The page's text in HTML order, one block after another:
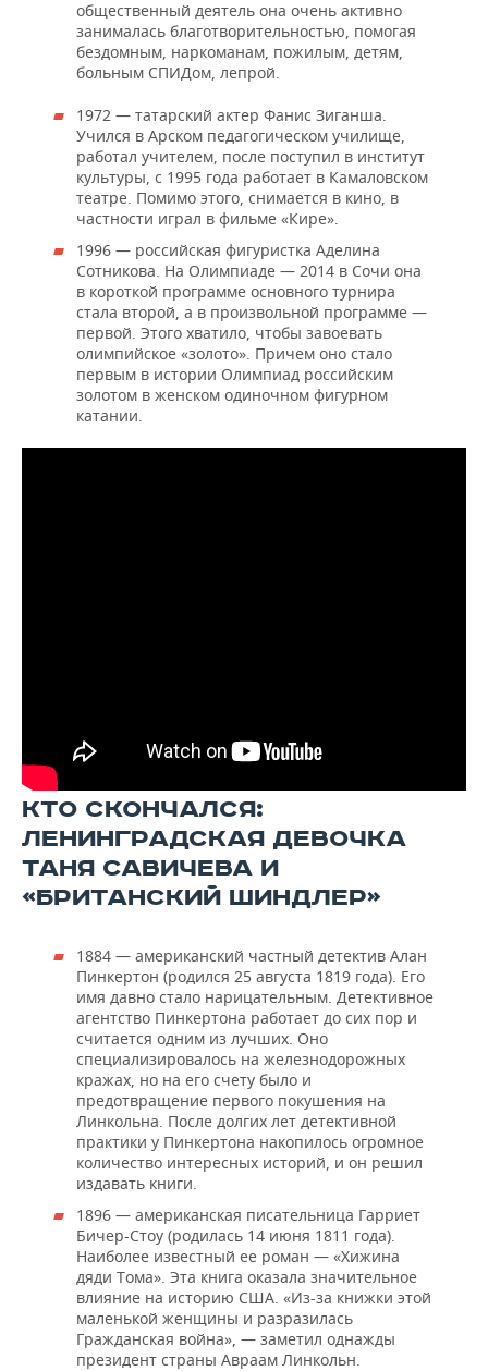
общественный деятель она очень активно
занималась благотворительностью, помогая
бездомным, наркоманам, пожилым, детям,
больным СПИДом, лепрой.
1972 — татарский актер Фанис Зиганша.
Учился в Арском педагогическом училище,
работал учителем, после поступил в институт
культуры, с 1995 года работает в Камаловском
театре. Помимо этого, снимается в кино, в
частности играл в фильме «Кире».
1996 — российская фигуристка Аделина
Сотникова. На Олимпиаде — 2014 в Сочи она
в короткой программе основного турнира
стала второй, а в произвольной программе —
первой. Этого хватило, чтобы завоевать
олимпийское «золото». Причем оно стало
первым в истории Олимпиад российским
золотом в женском одиночном фигурном
катании.
КТО СКОНЧАЛСЯ:
ЛЕНИНГРАДСКАЯ ДЕВОЧКА
ТАНЯ САВИЧЕВА И
«БРИТАНСКИЙ ШИНДЛЕР»
1884 — американский частный детектив Алан
Пинкертон (родился 25 августа 1819 года). Его
имя давно стало нарицательным. Детективное
агентство Пинкертона работает до сих пор и
считается одним из лучших. Оно
специализировалось на железнодорожных
кражах, но на его счету было и
предотвращение первого покушения на
Линкольна. После долгих лет детективной
практики у Пинкертона накопилось огромное
количество интересных историй, и он решил
издавать книги.
1896 — американская писательница Гарриет
Бичер-Стоу (родилась 14 июня 1811 года).
Наиболее известный ее роман — «Хижина
дяди Тома». Эта книга оказала значительное
влияние на историю США. «Из-за книжки этой
маленькой женщины и разразилась
Гражданская война», — заметил однажды
президент страны Авраам Линкольн.